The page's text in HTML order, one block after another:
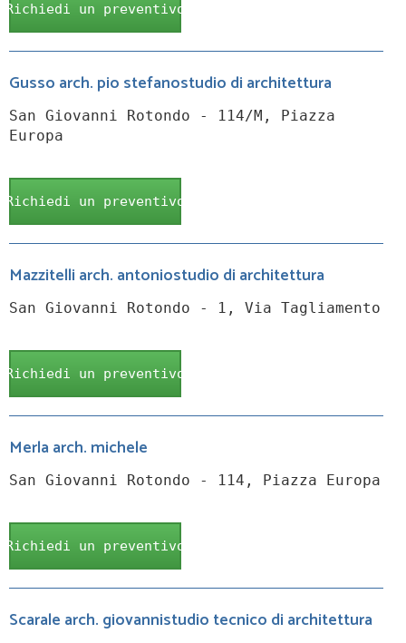
Richiedi un preventivo
Gusso arch. pio stefanostudio di architettura
San Giovanni Rotondo - 114/M, Piazza
Europa
Richiedi un preventivo
Mazzitelli arch. antoniostudio di architettura
San Giovanni Rotondo - 1, Via Tagliamento
Richiedi un preventivo
Merla arch. michele
San Giovanni Rotondo - 114, Piazza Europa
Richiedi un preventivo
Scarale arch. giovannistudio tecnico di architettura